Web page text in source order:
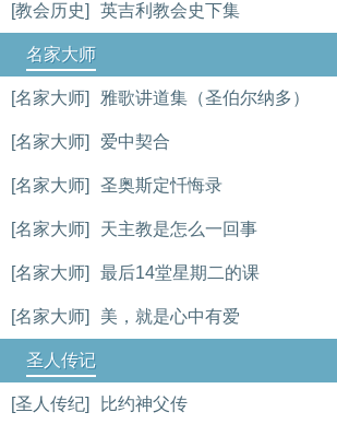
[教会历史] 英吉利教会史下集
名家大师
[名家大师] 雅歌讲道集（圣伯尔纳多）
[名家大师] 爱中契合
[名家大师] 圣奥斯定忏悔录
[名家大师] 天主教是怎么一回事
[名家大师] 最后14堂星期二的课
[名家大师] 美，就是心中有爱
圣人传记
[圣人传纪] 比约神父传